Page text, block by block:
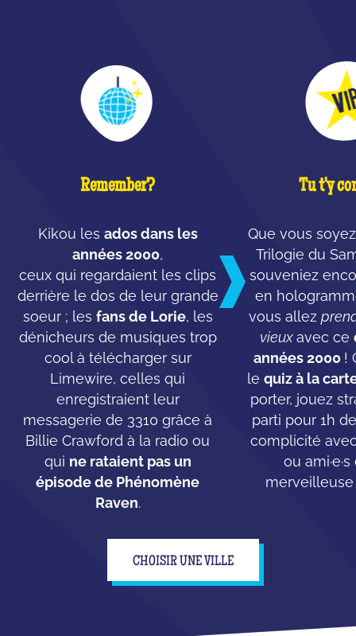
Remember?
Kikou les ados dans les
années 2000,
ceux qui regardaient les clips
derrière le dos de leur grande
soeur ; les fans de Lorie, les
dénicheurs de musiques trop
cool à télécharger sur
Limewire, celles qui
enregistraient leur
messagerie de 3310 grâce à
Billie Crawford à la radio ou
qui ne rataient pas un
épisode de Phénomène
Raven.
Tu t'y
Que vous
Trilogie du
souveniez
en
vous allez
vieuxavec ce
années 2000 !
le quiz à la
porter, jouez
parti pour 1h
complicité
ou
CHOISIR UNE VILLE